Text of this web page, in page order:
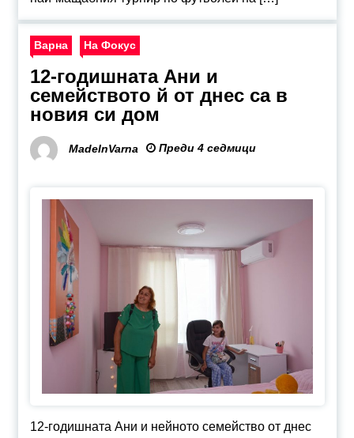
Варна На Фокус
12-годишната Ани и
семейството й от днес са в
новия си дом
MadeInVarna Преди 4 седмици
12-годишната Ани и нейното семейство от днес